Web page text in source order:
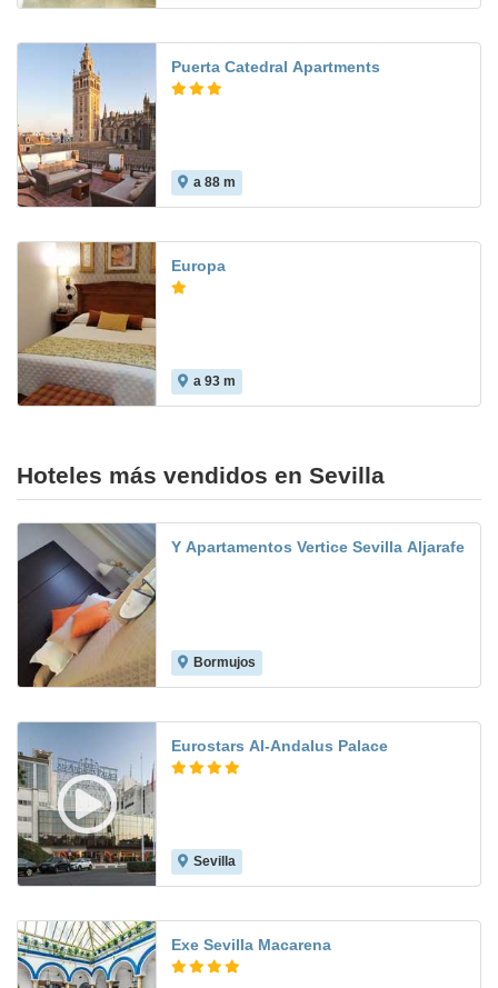
Puerta Catedral Apartments
a 88 m
Europa
a 93 m
Hoteles más vendidos en Sevilla
Y Apartamentos Vertice Sevilla Aljarafe
Bormujos
Eurostars Al-Andalus Palace
Sevilla
Exe Sevilla Macarena